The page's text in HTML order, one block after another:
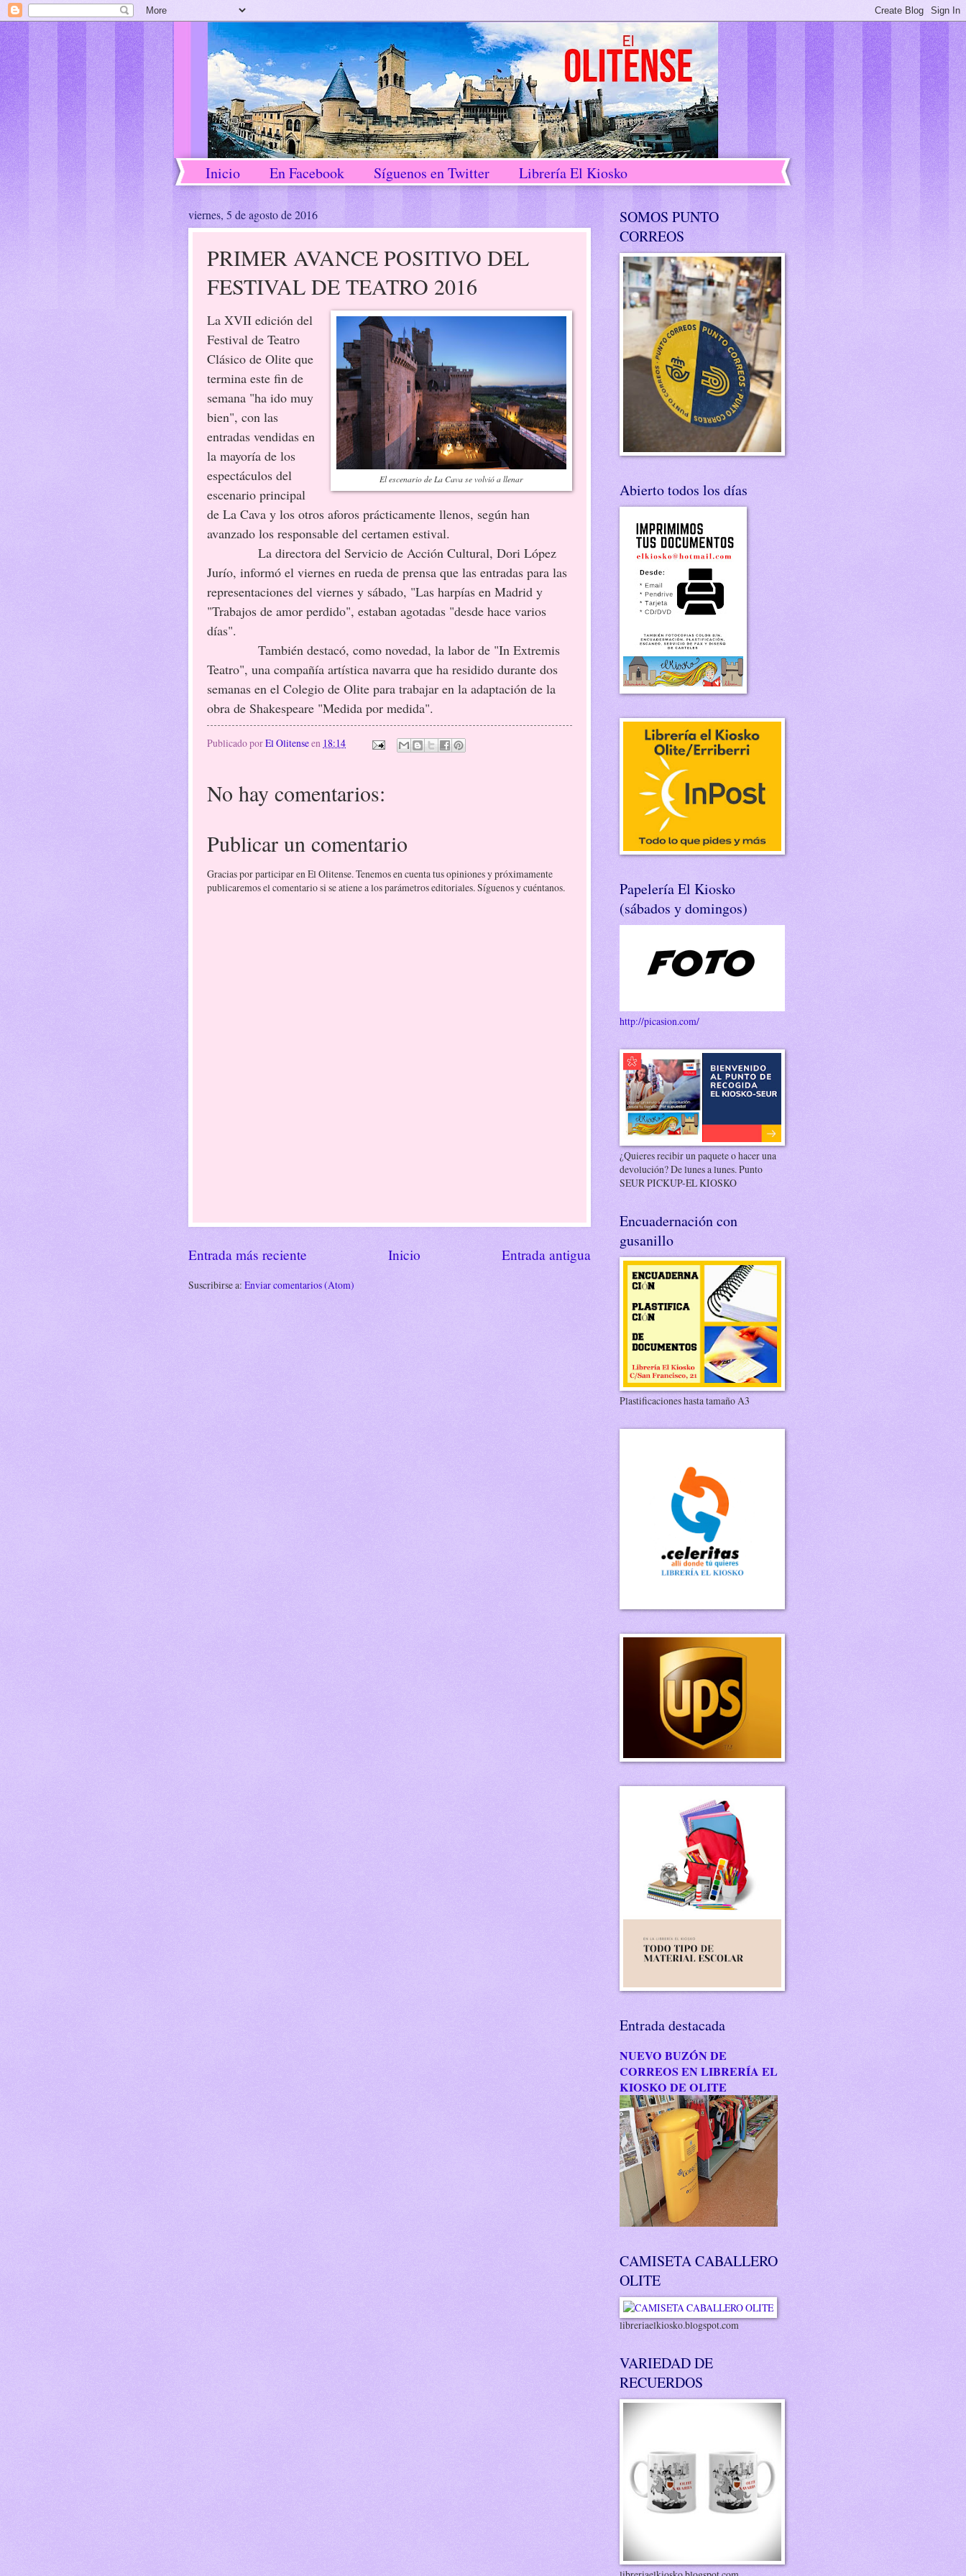
Inicio En Facebook Síguenos en Twitter Librería El Kiosko
viernes, 5 de agosto de 2016
PRIMER AVANCE POSITIVO DEL
FESTIVAL DE TEATRO 2016
El escenario de La Cava se volvió a llenar
La XVII edición del
Festival de Teatro
Clásico de Olite que
termina este fin de
semana "ha ido muy
bien", con las
entradas vendidas en
la mayoría de los
espectáculos del
escenario principal
de La Cava y los otros aforos prácticamente llenos, según han
avanzado los responsable del certamen estival.
La directora del Servicio de Acción Cultural, Dori López
Jurío, informó el viernes en rueda de prensa que las entradas para las
representaciones del viernes y sábado, "Las harpías en Madrid y
"Trabajos de amor perdido", estaban agotadas "desde hace varios
días".
También destacó, como novedad, la labor de "In Extremis
Teatro", una compañía artística navarra que ha residido durante dos
semanas en el Colegio de Olite para trabajar en la adaptación de la
obra de Shakespeare "Medida por medida".
Publicado porEl Olitenseen 18:14
No hay comentarios:
Publicar un comentario
Gracias por participar en El Olitense. Tenemos en cuenta tus opiniones y próximamente
publicaremos el comentario si se atiene a los parámetros editoriales. Síguenos y cuéntanos.
Entrada más reciente Entrada antigua
Inicio
Suscribirse a: Enviar comentarios (Atom)
SOMOS PUNTO
CORREOS
Abierto todos los días
Papelería El Kiosko
(sábados y domingos)
http://picasion.com/
¿Quieres recibir un paquete o hacer una
devolución? De lunes a lunes. Punto
SEUR PICKUP-EL KIOSKO
Encuadernación con
gusanillo
Plastificaciones hasta tamaño A3
Entrada destacada
NUEVO BUZÓN DE
CORREOS EN LIBRERÍA EL
KIOSKO DE OLITE
CAMISETA CABALLERO
OLITE
libreriaelkiosko.blogspot.com
VARIEDAD DE
RECUERDOS